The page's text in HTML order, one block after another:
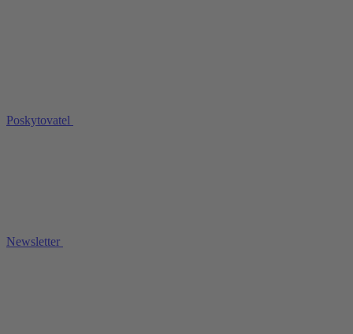
Poskytovatel
Newsletter